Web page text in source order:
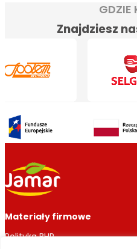
GDZIE
Znajdziesz
Materiały firmowe
Polityka BHP